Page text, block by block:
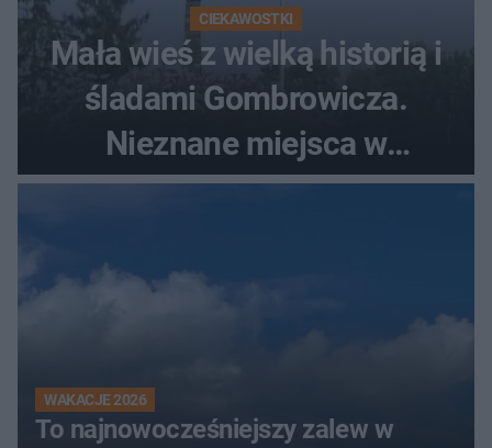
CIEKAWOSTKI
Mała wieś z wielką historią i
śladami Gombrowicza.
Nieznane miejsca w
Świętokrzyskiem
WAKACJE 2026
To najnowocześniejszy zalew w